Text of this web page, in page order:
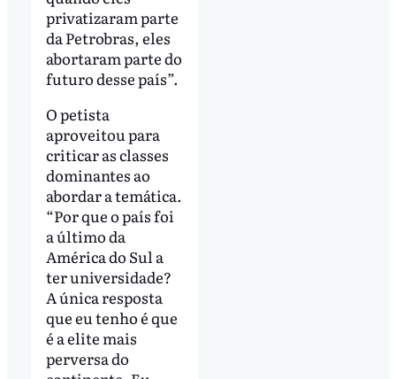
privatizaram parte
da Petrobras, eles
abortaram parte do
futuro desse país”.
O petista
aproveitou para
criticar as classes
dominantes ao
abordar a temática.
“Por que o país foi
a último da
América do Sul a
ter universidade?
A única resposta
que eu tenho é que
é a elite mais
perversa do